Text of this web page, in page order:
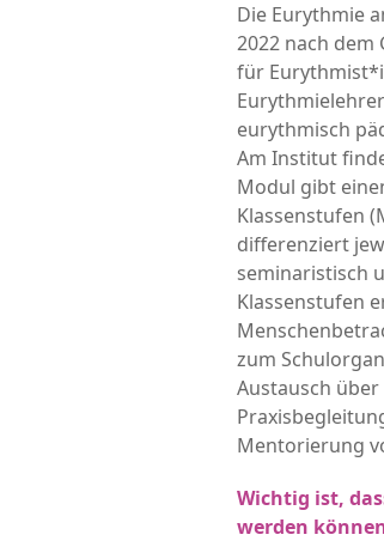
Die Eurythmie
2022 nach
für
eurythmisch
Am Institut
Modul gibt
Klassenstufen
differenziert
seminaristisch
Klassenstufen
zum
Austausch
Mentorierung
Wichtig ist,
werden